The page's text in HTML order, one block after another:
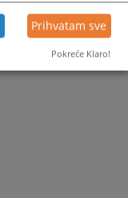
Prihvatam sve
Pokreće Klaro!